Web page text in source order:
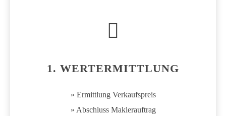
1. WERTERMITTLUNG
» Ermittlung Verkaufspreis
» Abschluss Maklerauftrag